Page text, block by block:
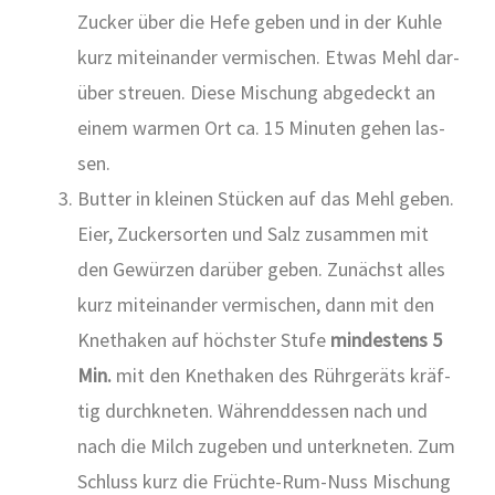
Zucker über die Hefe geben und in der Kuh­le
kurz mit­ein­an­der ver­mi­schen. Etwas Mehl dar­
über streu­en. Die­se Mischung abge­deckt an
einem war­men Ort ca. 15 Minu­ten gehen las­
sen.
But­ter in klei­nen Stü­cken auf das Mehl geben.
Eier, Zucker­sor­ten und Salz zusam­men mit
den Gewür­zen dar­über geben. Zunächst alles
kurz mit­ein­an­der ver­mi­schen, dann mit den
Knet­ha­ken auf höchs­ter Stu­fe min­des­tens 5
Min. mit den Knet­ha­ken des Rühr­ge­räts kräf­
tig durch­kne­ten. Wäh­rend­des­sen nach und
nach die Milch zuge­ben und unter­kne­ten. Zum
Schluss kurz die Früch­te-Rum-Nuss Mischung